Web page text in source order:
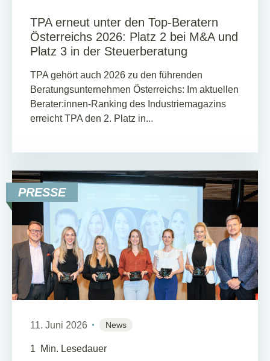
TPA erneut unter den Top-Beratern
Österreichs 2026: Platz 2 bei M&A und
Platz 3 in der Steuerberatung
TPA gehört auch 2026 zu den führenden
Beratungsunternehmen Österreichs: Im aktuellen
Berater:innen-Ranking des Industriemagazins
erreicht TPA den 2. Platz in...
PRESSE
11. Juni 2026 News
1 Min. Lesedauer